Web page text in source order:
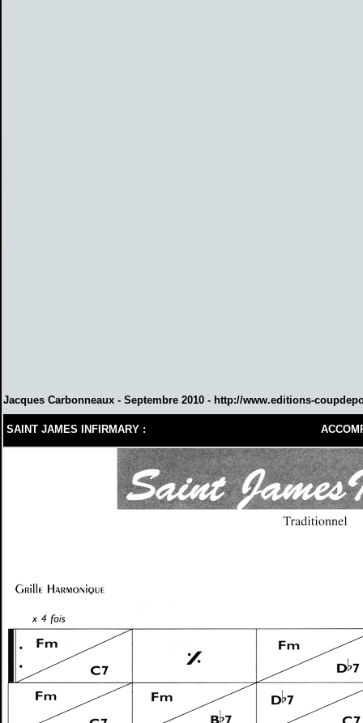
Jacques Carbonneaux - Septembre 2010 - http://www.editions-
SAINT JAMES INFIRMARY :